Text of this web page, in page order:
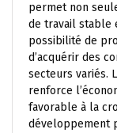
permet non
de travail stable
possibilité de
d’acquérir des
secteurs variés.
renforce
favorable à la
développement